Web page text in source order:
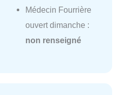
Médecin Fourrière
ouvert dimanche :
non renseigné